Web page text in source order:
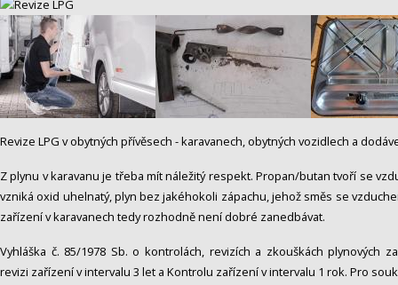
Revize LPG v obytných přívěsech - karavanech, obytných vozidlech a
Z plynu v karavanu je třeba mít náležitý respekt. Propan/butan tvoří se
vzniká oxid uhelnatý, plyn bez jakéhokoli zápachu, jehož směs se
zařízení v karavanech tedy rozhodně není dobré zanedbávat.
Vyhláška č. 85/1978 Sb. o kontrolách, revizích a zkouškách plynových
revizi zařízení v intervalu 3 let a Kontrolu zařízení v intervalu 1 rok. Pro